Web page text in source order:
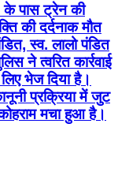
के पास ट्रेन की
की दर्दनाक मौत
स्व. लालो पंडित
ने त्वरित कार्रवाई
भेज दिया है।
प्रक्रिया में जुट
मचा हुआ है।